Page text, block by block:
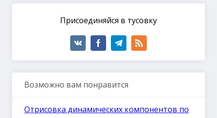
Присоединяйся в тусовку
Возможно вам понравится
Отрисовка динамических компонентов по